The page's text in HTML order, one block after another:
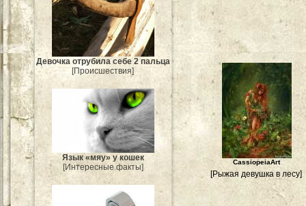
Девочка отрубила себе 2 пальца
[Происшествия]
Язык «мяу» у кошек
[Интересные факты]
CassiopeiaArt
[Рыжая девушка в лесу]